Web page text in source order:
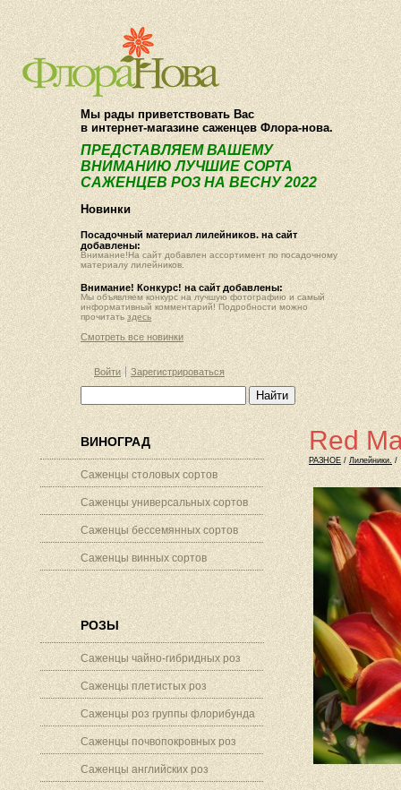
О компании Как купить
Мы рады приветствовать Вас
в интернет-магазине саженцев Флора-нова.
ПРЕДСТАВЛЯЕМ ВАШЕМУ
ВНИМАНИЮ ЛУЧШИЕ СОРТА
САЖЕНЦЕВ РОЗ НА ВЕСНУ 2022
Новинки
Посадочный материал лилейников. на сайт
добавлены:
Внимание!На сайт добавлен ассортимент по посадочному
материалу лилейников.
Внимание! Конкурс! на сайт добавлены:
Мы объявляем конкурс на лучшую фотографию и самый
информативный комментарий! Подробности можно
прочитать здесь
Смотреть все новинки
Войти Зарегистрироваться
ВИНОГРАД
Саженцы столовых сортов
Саженцы универсальных сортов
Саженцы бессемянных сортов
Саженцы винных сортов
РОЗЫ
Саженцы чайно-гибридных роз
Саженцы плетистых роз
Саженцы роз группы флорибунда
Саженцы почвопокровных роз
Саженцы английских роз
Red
РАЗНОЕ/ Лилейники. /